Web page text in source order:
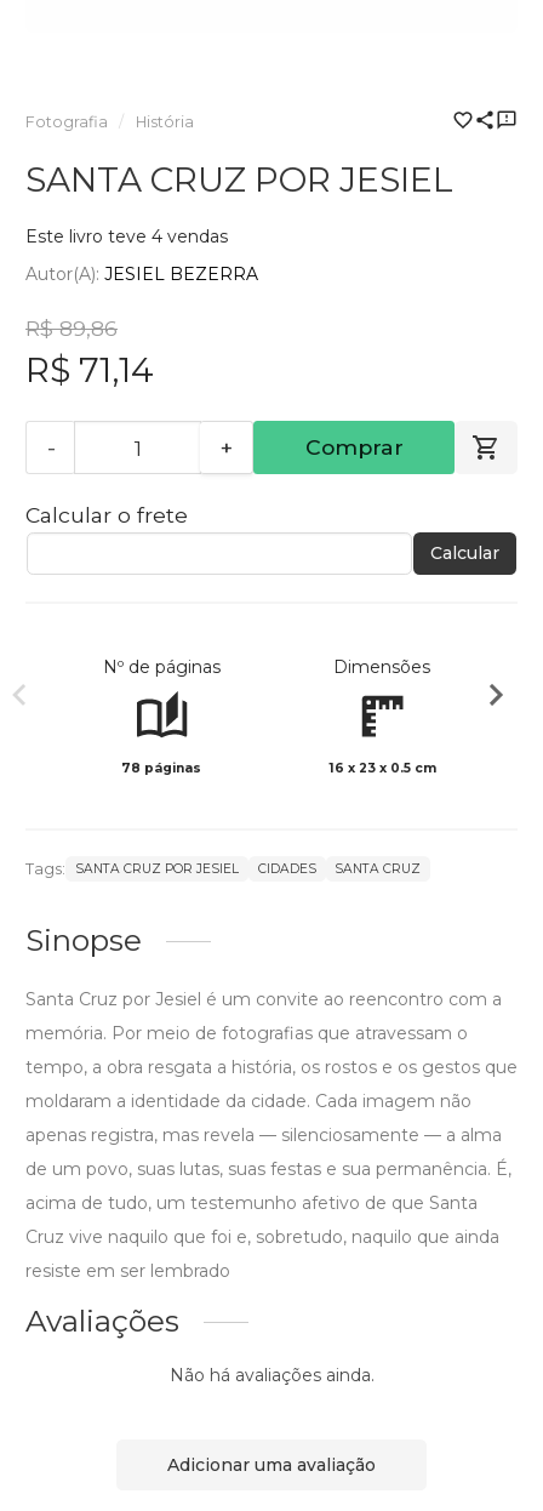
Fotografia História
SANTA CRUZ POR JESIEL
Este livro teve 4 vendas
Autor(a): JESIEL BEZERRA
R$ 89,86
R$ 71,14
- + Comprar
Calcular o frete
Calcular
Nº de páginas
78 páginas
Dimensões
16 x 23 x 0.5 cm
Tags: SANTA CRUZ POR JESIEL CIDADES SANTA CRUZ
Sinopse
Santa Cruz por Jesiel é um convite ao reencontro com a
memória. Por meio de fotografias que atravessam o
tempo, a obra resgata a história, os rostos e os gestos que
moldaram a identidade da cidade. Cada imagem não
apenas registra, mas revela — silenciosamente — a alma
de um povo, suas lutas, suas festas e sua permanência. É,
acima de tudo, um testemunho afetivo de que Santa
Cruz vive naquilo que foi e, sobretudo, naquilo que ainda
resiste em ser lembrado
Avaliações
Não há avaliações ainda.
Adicionar uma avaliação